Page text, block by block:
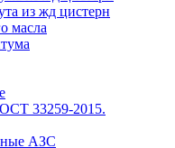
из жд цистерн
масла
33259-2015.
АЗС